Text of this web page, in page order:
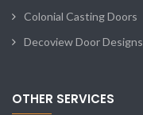
Colonial Casting Doors
Decoview Door Designs
OTHER SERVICES